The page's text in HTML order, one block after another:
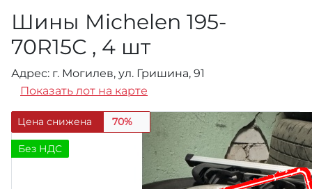
Шины Michelen 195-
70R15С , 4 шт
Адрес: г. Могилев, ул. Гришина, 91
Показать лот на карте
Цена снижена 70%
Без НДС